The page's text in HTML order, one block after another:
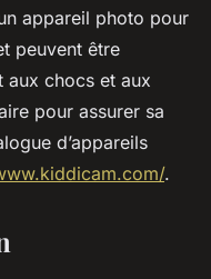
appareil photo pour
peuvent être
aux chocs et aux
pour assurer sa
d’appareils
.